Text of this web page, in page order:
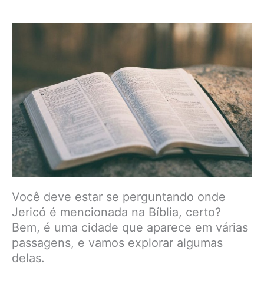
Você deve estar se perguntando onde
Jericó é mencionada na Bíblia, certo?
Bem, é uma cidade que aparece em várias
passagens, e vamos explorar algumas
delas.